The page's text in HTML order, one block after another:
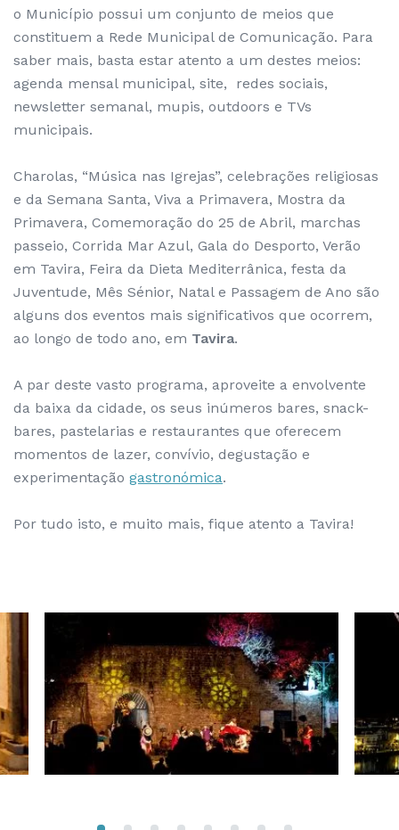
o Município possui um conjunto de meios que
constituem a Rede Municipal de Comunicação. Para
saber mais, basta estar atento a um destes meios:
agenda mensal municipal, site, redes sociais,
newsletter semanal, mupis, outdoors e TVs
municipais.
Charolas, “Música nas Igrejas”, celebrações religiosas
e da Semana Santa, Viva a Primavera, Mostra da
Primavera, Comemoração do 25 de Abril, marchas
passeio, Corrida Mar Azul, Gala do Desporto, Verão
em Tavira, Feira da Dieta Mediterrânica, festa da
Juventude, Mês Sénior, Natal e Passagem de Ano são
alguns dos eventos mais significativos que ocorrem,
ao longo de todo ano, em Tavira.
A par deste vasto programa, aproveite a envolvente
da baixa da cidade, os seus inúmeros bares, snack-
bares, pastelarias e restaurantes que oferecem
momentos de lazer, convívio, degustação e
experimentação gastronómica.
Por tudo isto, e muito mais, fique atento a Tavira!